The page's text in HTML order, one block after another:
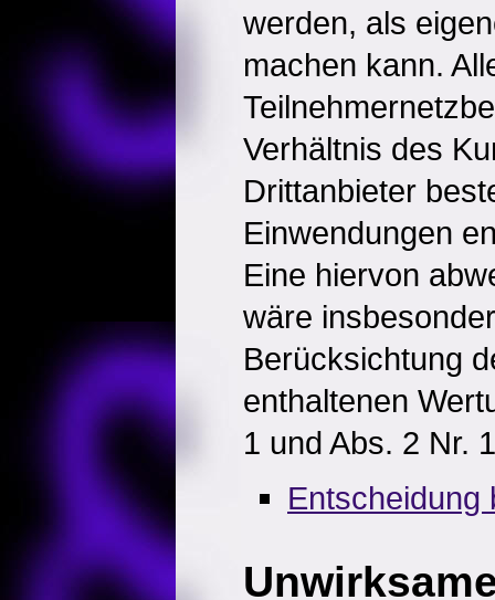
werden, als
machen kann.
Verhältnis des
Drittanbieter
Einwendungen
Eine hiervon
wäre
Berücksichtung
enthaltenen
1 und Abs. 2 Nr.
Entscheidung